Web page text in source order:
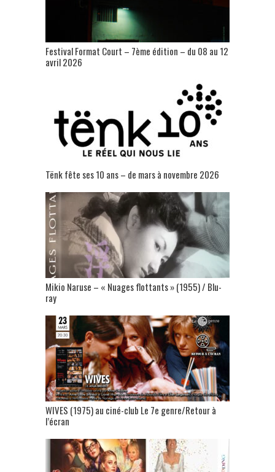
Festival Format Court – 7ème édition – du 08 au 12
avril 2026
Tënk fête ses 10 ans – de mars à novembre 2026
Mikio Naruse – « Nuages flottants » (1955) / Blu-
ray
WIVES (1975) au ciné-club Le 7e genre/Retour à
l’écran